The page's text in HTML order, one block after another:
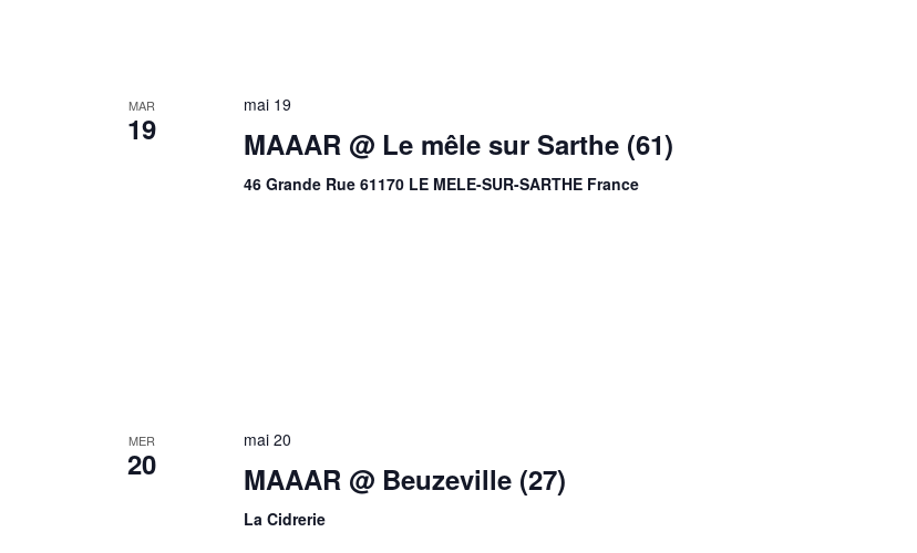
MAR
19
mai 19
MAAAR @ Le mêle sur Sarthe (61)
46 Grande Rue 61170 LE MELE-SUR-SARTHE France
MER
20
mai 20
MAAAR @ Beuzeville (27)
La Cidrerie